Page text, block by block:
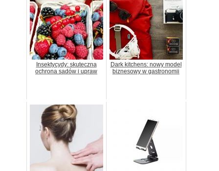
Insektycydy: skuteczna
ochrona sadów i upraw
Dark kitchens: nowy model
biznesowy w gastronomii